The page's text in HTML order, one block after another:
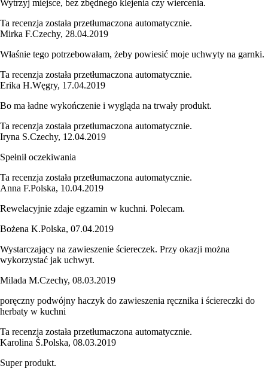
Wytrzyj miejsce, bez zbędnego klejenia czy wiercenia.
Ta recenzja została przetłumaczona automatycznie.
Mirka F.Czechy, 28.04.2019
Właśnie tego potrzebowałam, żeby powiesić moje uchwyty na garnki.
Ta recenzja została przetłumaczona automatycznie.
Erika H.Węgry, 17.04.2019
Bo ma ładne wykończenie i wygląda na trwały produkt.
Ta recenzja została przetłumaczona automatycznie.
Iryna S.Czechy, 12.04.2019
Spełnił oczekiwania
Ta recenzja została przetłumaczona automatycznie.
Anna F.Polska, 10.04.2019
Rewelacyjnie zdaje egzamin w kuchni. Polecam.
Bożena K.Polska, 07.04.2019
Wystarczający na zawieszenie ściereczek. Przy okazji można
wykorzystać jak uchwyt.
Milada M.Czechy, 08.03.2019
poręczny podwójny haczyk do zawieszenia ręcznika i ściereczki do
herbaty w kuchni
Ta recenzja została przetłumaczona automatycznie.
Karolina Ś.Polska, 08.03.2019
Super produkt.